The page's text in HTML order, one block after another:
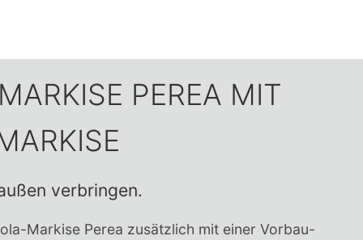
PEREA MIT
verbringen.
Markise Perea zusätzlich mit einer Vorbau-